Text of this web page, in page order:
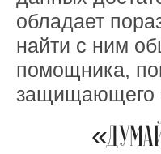
обладает
найти с ним
помощника,
защищающего